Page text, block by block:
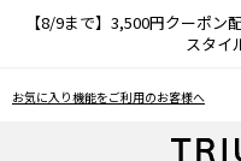
【8/9まで】3,500円クーポン
スタイ
おうちで簡単♪ブラサイズの測り方、選び